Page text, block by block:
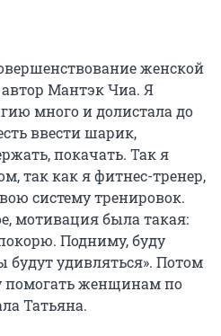
женской
автор Мантэк Чиа. Я
много и долистала до
ввести шарик,
покачать. Так я
так как я фитнес-тренер,
систему тренировок.
мотивация была такая:
Подниму, буду
удивляться». Потом
помогать женщинам по
Татьяна.